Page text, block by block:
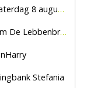
Haaksbergen
Lebbenbrugge
Stefania